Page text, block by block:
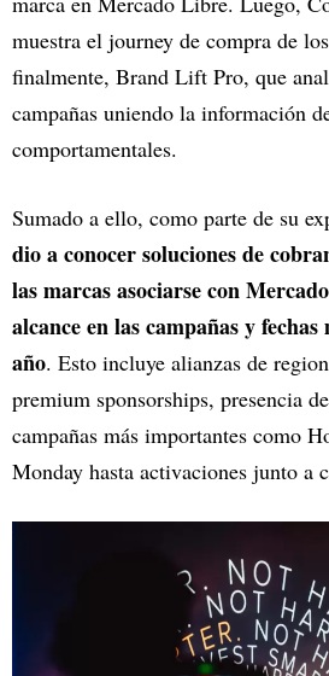
muestra el journey de compra de
finalmente, Brand Lift Pro, que
campañas uniendo la información
comportamentales.
Sumado a ello, como parte de su
dio a conocer soluciones de
las marcas asociarse con
alcance en las campañas y
año. Esto incluye alianzas de
premium sponsorships, presencia
campañas más importantes como
Monday hasta activaciones junto a